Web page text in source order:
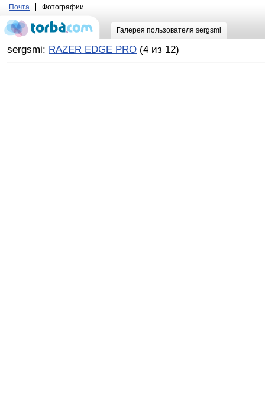
Почта Фотографии
Галерея пользователя sergsmi
sergsmi: RAZER EDGE PRO (4 из 12)